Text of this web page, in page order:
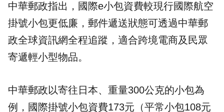
中華郵政指出，國際e小包資費較現行國際航空
掛號小包更低廉，郵件遞送狀態可透過中華郵
政全球資訊網全程追蹤，適合跨境電商及民眾
寄遞輕小型物品。
中華郵政以寄往日本、重量300公克的小包為
例，國際掛號小包資費173元（平常小包108元